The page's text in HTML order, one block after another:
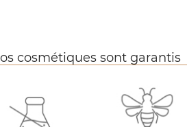
cosmétiques sont garantis